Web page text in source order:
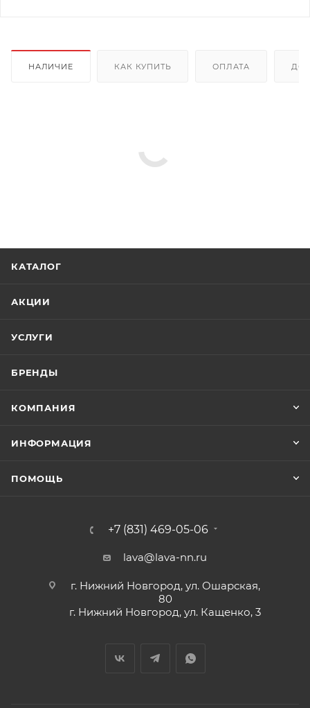
НАЛИЧИЕ КАК КУПИТЬ ОПЛАТА
КАТАЛОГ
АКЦИИ
УСЛУГИ
БРЕНДЫ
КОМПАНИЯ
ИНФОРМАЦИЯ
ПОМОЩЬ
+7 (831) 469-05-06
lava@lava-nn.ru
г. Нижний Новгород, ул. Ошарская,
80
г. Нижний Новгород, ул. Кащенко, 3